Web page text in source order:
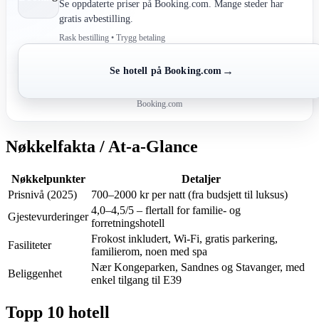
Se oppdaterte priser på Booking.com. Mange steder har
gratis avbestilling.
Rask bestilling • Trygg betaling
Se hotell på Booking.com →
Booking.com
Nøkkelfakta / At-a-Glance
Nøkkelpunkter
Detaljer
Prisnivå (2025)
700–2000 kr per natt (fra budsjett til luksus)
Gjestevurderinger
4,0–4,5/5 – flertall for familie- og
forretningshotell
Fasiliteter
Frokost inkludert, Wi-Fi, gratis parkering,
familierom, noen med spa
Beliggenhet
Nær Kongeparken, Sandnes og Stavanger, med
enkel tilgang til E39
Topp 10 hotell